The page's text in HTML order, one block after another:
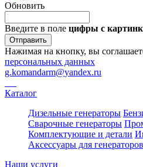
Обновить
Введите в поле цифры c
Отправить
Нажимая на кнопку, вы
персональных данных
g.komandarm@yandex.ru
Каталог
Дизельные генераторы
Сварочные генераторы
Комплектующие и детали
Аксессуары для генераторов
Наши услуги